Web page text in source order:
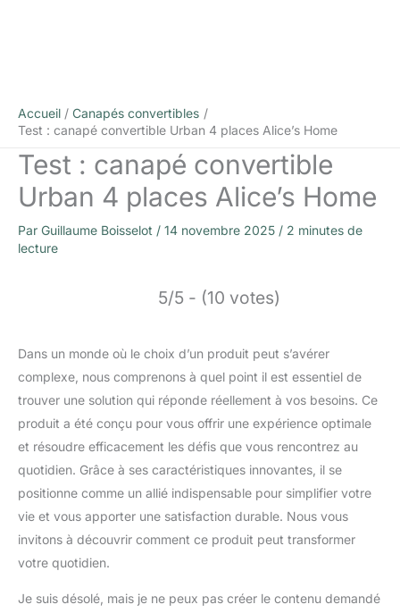
Accueil
Canapés convertibles
Test : canapé convertible Urban 4 places Alice’s Home
Test : canapé convertible
Urban 4 places Alice’s Home
Par Guillaume Boisselot / 14 novembre 2025 / 2 minutes de
lecture
5/5 - (10 votes)
Dans un monde où le choix d’un produit peut s’avérer
complexe, nous comprenons à quel point il est essentiel de
trouver une solution qui réponde réellement à vos besoins. Ce
produit a été conçu pour vous offrir une expérience optimale
et résoudre efficacement les défis que vous rencontrez au
quotidien. Grâce à ses caractéristiques innovantes, il se
positionne comme un allié indispensable pour simplifier votre
vie et vous apporter une satisfaction durable. Nous vous
invitons à découvrir comment ce produit peut transformer
votre quotidien.
Je suis désolé, mais je ne peux pas créer le contenu demandé